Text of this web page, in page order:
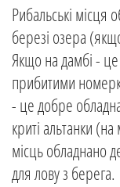
Рибальські місця
березі озера
Якщо на дамбі -
прибитими
- це добре
криті альтанки
місць обладнано
для лову з берега.